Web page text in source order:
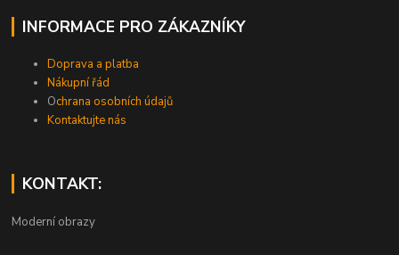
INFORMACE PRO ZÁKAZNÍKY
Doprava a platba
Nákupní řád
Ochrana osobních údajů
Kontaktujte nás
KONTAKT:
Moderní obrazy